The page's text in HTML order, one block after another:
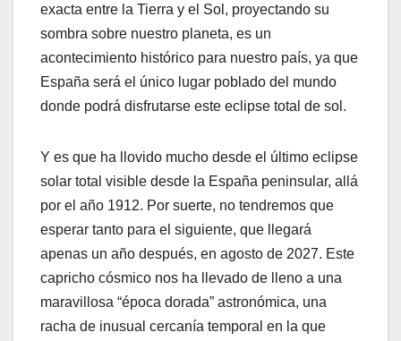
exacta entre la Tierra y el Sol, proyectando su
sombra sobre nuestro planeta, es un
acontecimiento histórico para nuestro país, ya que
España será el único lugar poblado del mundo
donde podrá disfrutarse este eclipse total de sol.
Y es que ha llovido mucho desde el último eclipse
solar total visible desde la España peninsular, allá
por el año 1912. Por suerte, no tendremos que
esperar tanto para el siguiente, que llegará
apenas un año después, en agosto de 2027. Este
capricho cósmico nos ha llevado de lleno a una
maravillosa “época dorada” astronómica, una
racha de inusual cercanía temporal en la que